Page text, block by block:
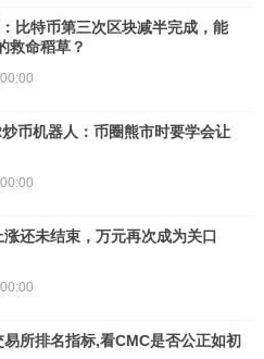
比特币第三次区块减半完成，能
救命稻草？
币机器人：币圈熊市时要学会让
还未结束，万元再次成为关口
所排名指标,看CMC是否公正如初